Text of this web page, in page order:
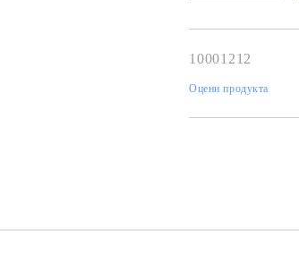
Креативни и ръчни картони
10001212
Оцени продукта